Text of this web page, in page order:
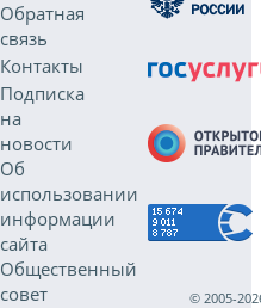
Обратная
связь
Контакты
Подписка
на
новости
Об
использовании
информации
сайта
Общественный
совет
© 2005-